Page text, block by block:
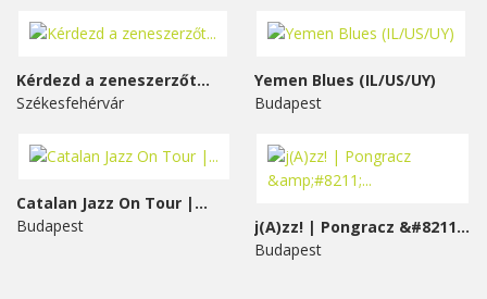
Kérdezd a zeneszerzőt...
Székesfehérvár
Yemen Blues (IL/US/UY)
Budapest
Catalan Jazz On Tour |...
Budapest
j(A)zz! | Pongracz &#8211;...
Budapest